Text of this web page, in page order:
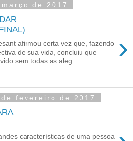
de 2017
›
afirmou certa vez que, fazendo
de sua vida, concluiu que
sem todas as aleg...
fevereiro de 2017
características de uma pessoa